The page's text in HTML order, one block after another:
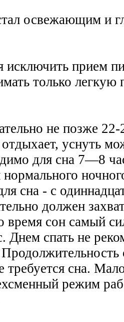
освежающим и
исключить прием
только
не позже
отдыхает, уснуть
для сна 7—8
сна - с
должен
время сон самый
Днем спать не
требуется сна.
режим